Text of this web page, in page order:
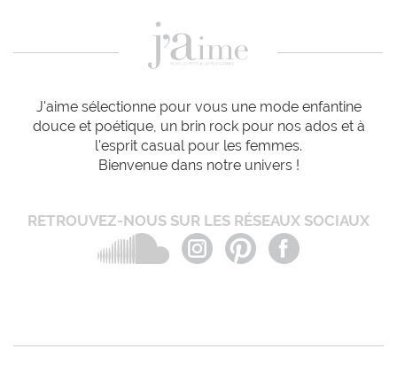
J'aime sélectionne pour vous une mode enfantine
douce et poétique, un brin rock pour nos ados et à
l'esprit casual pour les femmes.
Bienvenue dans notre univers !
RETROUVEZ-NOUS SUR LES RÉSEAUX SOCIAUX